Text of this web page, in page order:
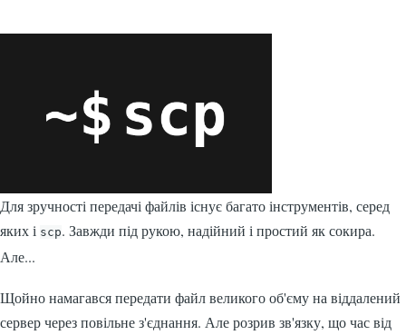
Для зручності передачі файлів існує багато інструментів, серед
яких і scp. Завжди під рукою, надійний і простий як сокира.
Але...
Щойно намагався передати файл великого об'єму на віддалений
сервер через повільне з'єднання. Але розрив зв'язку, що час від